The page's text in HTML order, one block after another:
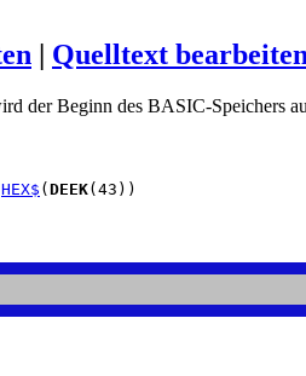
| Quelltext bearbeiten
der Beginn des BASIC-Speichers
HEX$ (DEEK(43))